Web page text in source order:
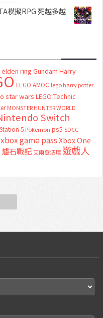
模擬RPG 死越多越
elden ring Gundam Harry
LEGO AMOC lego harry potter
star wars LEGO Technic
MONSTER HUNTER WORLD
Switch
5 Pokemon ps5 SDCC
xbox game passXbox One
爐石戰記艾爾登法環 遊戲人